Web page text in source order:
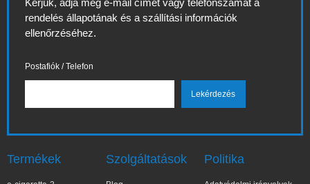
Kérjük, adja meg e-mail címét vagy telefonszámát a
rendelés állapotának és a szállítási információk
ellenőrzéséhez.
Postafiók / Telefon
Termékek Szolgáltatások Politika